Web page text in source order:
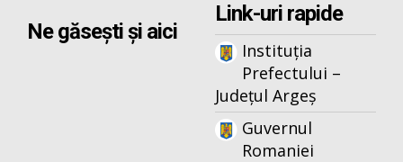
Ne găsești și aici
Link-uri rapide
Instituția
Prefectului –
Județul Argeș
Guvernul
Romaniei